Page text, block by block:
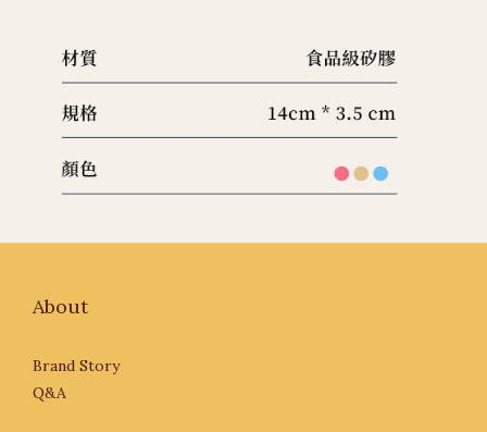
About
Brand Story
Q&A